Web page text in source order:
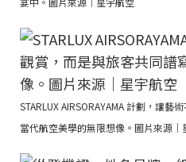
STARLUX AIRSORAYAMA 計劃，讓藝
當代航空美學的無限想像。圖片來源｜